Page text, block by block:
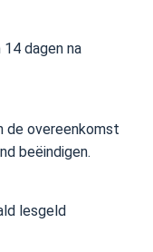
dagen na
de overeenkomst
beëindigen.
lesgeld